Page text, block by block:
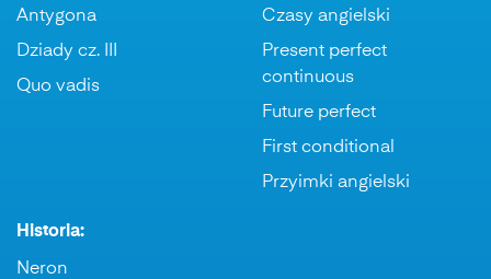
Antygona
Dziady cz. III
Quo vadis
Czasy angielski
Present perfect
continuous
Future perfect
First conditional
Przyimki angielski
Historia:
Neron